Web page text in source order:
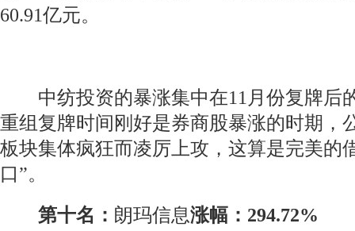
60.91亿元。
中纺投资的暴涨集中在11月份复牌后
重组复牌时间刚好是券商股暴涨的时期，
板块集体疯狂而凌厉上攻，这算是完美的
口”。
第十名： 朗玛信息涨幅：294.72%